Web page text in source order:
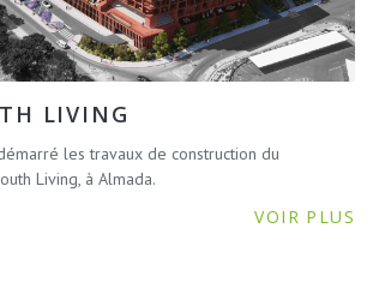
LIVING
les travaux de construction du
Living, à Almada.
VOIR PLUS